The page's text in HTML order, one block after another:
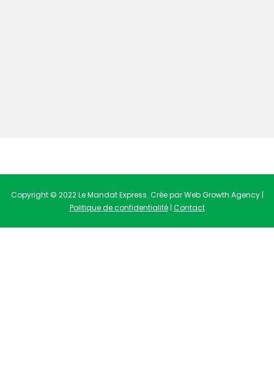
Copyright © 2022 Le Mandat Express. Crée par Web Growth Agency |
Politique de confidentialité| Contact